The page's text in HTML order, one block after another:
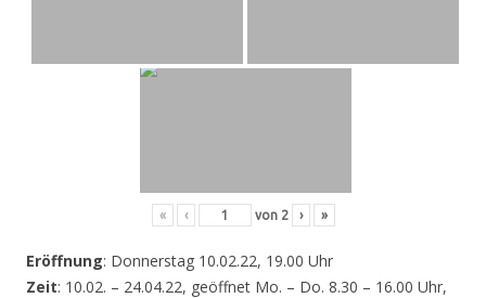
« ‹ von 2 › »
Eröffnung: Donnerstag 10.02.22, 19.00 Uhr
Zeit: 10.02. – 24.04.22, geöffnet Mo. – Do. 8.30 – 16.00 Uhr,